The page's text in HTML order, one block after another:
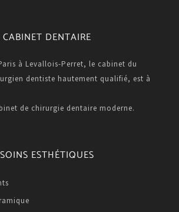
CABINET DENTAIRE
à Levallois-Perret, le cabinet du
dentiste hautement qualifié, est à
de chirurgie dentaire moderne.
SOINS ESTHÉTIQUES